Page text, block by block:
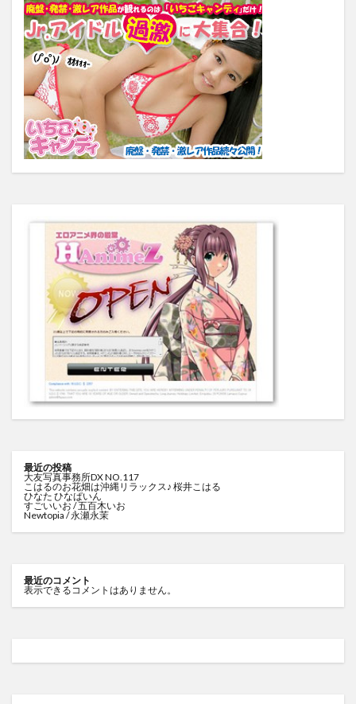
最近の投稿
大友写真事務所DX NO.117
こはるのお花畑は沖縄リラックス♪ 桜井こはる
ひなた ひなぱいん
すごいいお / 五百木いお
Newtopia / 永瀬永茉
最近のコメント
表示できるコメントはありません。